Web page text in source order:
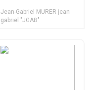
Jean-Gabriel MURER jean
gabriel "JGAB"